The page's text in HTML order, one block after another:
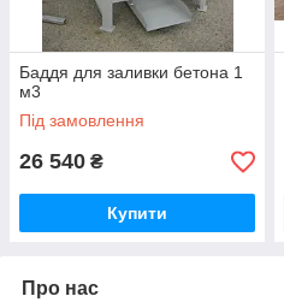
Баддя для заливки бетона 1
м3
Під замовлення
26 540 ₴
Купити
Про нас